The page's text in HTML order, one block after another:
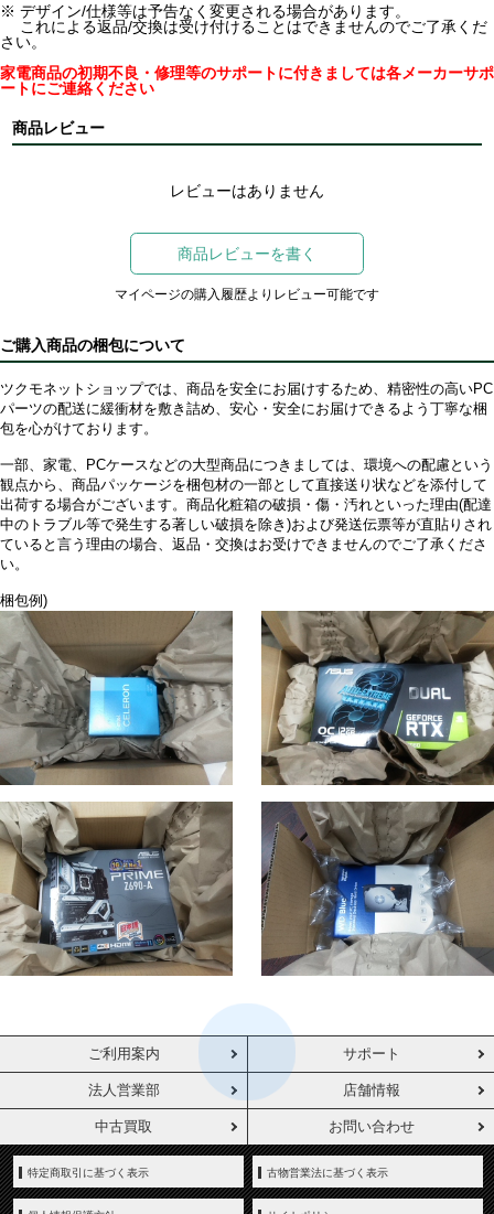
※ デザイン/仕様等は予告なく変更される場合があります。
これによる返品/交換は受け付けることはできませんのでご了承くだ
さい。
家電商品の初期不良・修理等のサポートに付きましては各メーカーサポ
ートにご連絡ください
商品レビュー
レビューはありません
商品レビューを書く
マイページの購入履歴よりレビュー可能です
ご購入商品の梱包について
ツクモネットショップでは、商品を安全にお届けするため、精密性の高いPC
パーツの配送に緩衝材を敷き詰め、安心・安全にお届けできるよう丁寧な梱
包を心がけております。
一部、家電、PCケースなどの大型商品につきましては、環境への配慮という
観点から、商品パッケージを梱包材の一部として直接送り状などを添付して
出荷する場合がございます。商品化粧箱の破損・傷・汚れといった理由(配達
中のトラブル等で発生する著しい破損を除き)および発送伝票等が直貼りされ
ていると言う理由の場合、返品・交換はお受けできませんのでご了承くださ
い。
梱包例)
ご利用案内 サポート
法人営業部 店舗情報
中古買取 お問い合わせ
特定商取引に基づく表示 古物営業法に基づく表示